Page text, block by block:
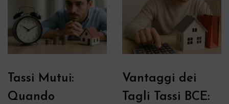
Tassi Mutui:
Quando
Vantaggi dei
Tagli Tassi BCE: